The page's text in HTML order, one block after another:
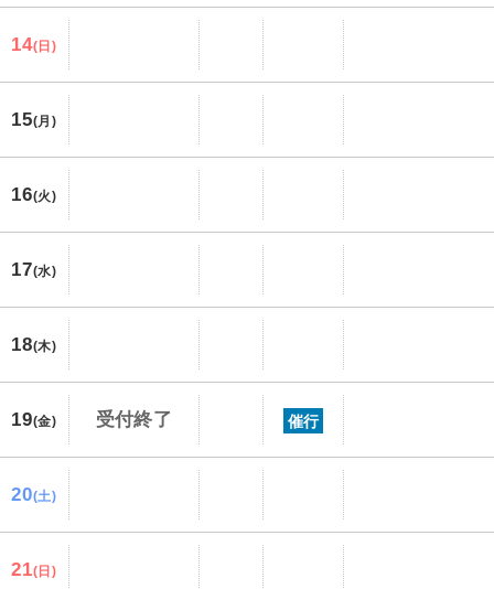
14(日)
15(月)
16(火)
17(水)
18(木)
19(金) 受付終了 催行
20(土)
21(日)